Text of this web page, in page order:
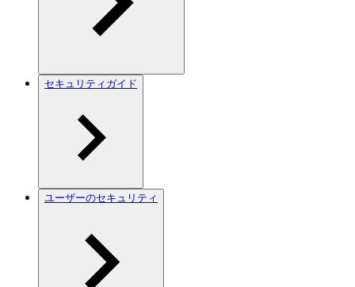
セキュリティガイド
ユーザーのセキュリティ